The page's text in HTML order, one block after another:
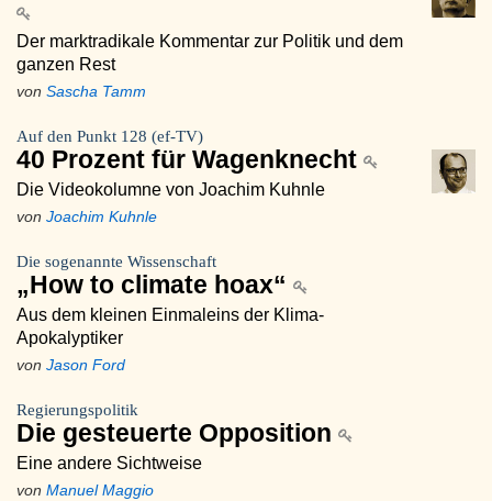
Der marktradikale Kommentar zur Politik und dem
ganzen Rest
von Sascha Tamm
Auf den Punkt 128 (ef-TV)
40 Prozent für Wagenknecht
Die Videokolumne von Joachim Kuhnle
von Joachim Kuhnle
Die sogenannte Wissenschaft
„How to climate hoax“
Aus dem kleinen Einmaleins der Klima-
Apokalyptiker
von Jason Ford
Regierungspolitik
Die gesteuerte Opposition
Eine andere Sichtweise
von Manuel Maggio